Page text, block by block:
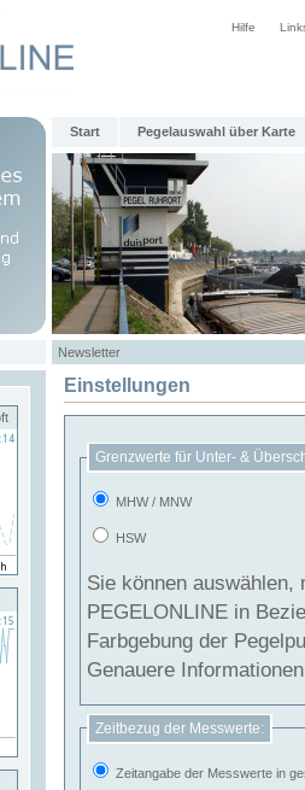
Hilfe
Start Pegelauswahl über Karte
Newsletter
Einstellungen
Grenzwerte für Unter- &
MHW / MNW
HSW
Sie können
PEGELONLINE in Beziehung
Farbgebung der
Genauere
Zeitbezug der Messwerte:
Zeitangabe der Messwerte in